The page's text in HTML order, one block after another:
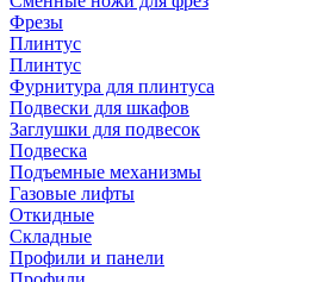
Фрезы
Плинтус
Плинтус
Фурнитура для плинтуса
Подвески для шкафов
Заглушки для подвесок
Подвеска
Подъемные механизмы
Газовые лифты
Откидные
Складные
Профили и панели